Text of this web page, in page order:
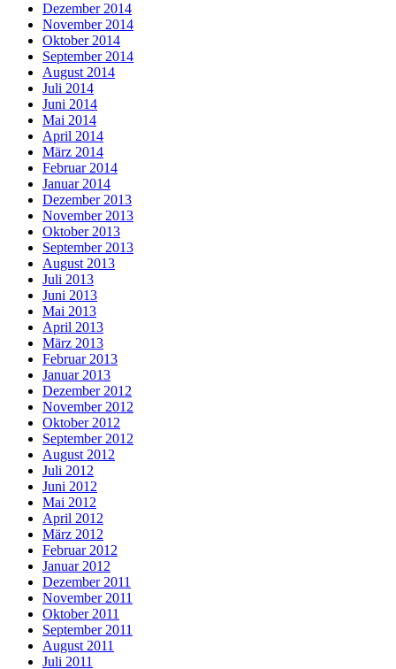
Dezember 2014
November 2014
Oktober 2014
September 2014
August 2014
Juli 2014
Juni 2014
Mai 2014
April 2014
März 2014
Februar 2014
Januar 2014
Dezember 2013
November 2013
Oktober 2013
September 2013
August 2013
Juli 2013
Juni 2013
Mai 2013
April 2013
März 2013
Februar 2013
Januar 2013
Dezember 2012
November 2012
Oktober 2012
September 2012
August 2012
Juli 2012
Juni 2012
Mai 2012
April 2012
März 2012
Februar 2012
Januar 2012
Dezember 2011
November 2011
Oktober 2011
September 2011
August 2011
Juli 2011